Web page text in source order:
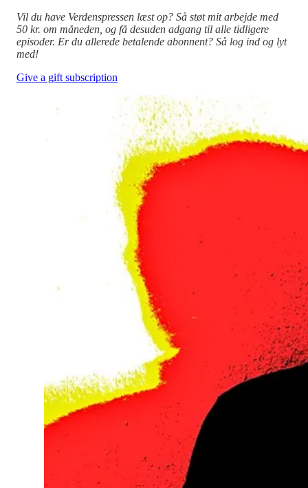
Vil du have Verdenspressen læst op? Så støt mit arbejde med
50 kr. om måneden, og få desuden adgang til alle tidligere
episoder. Er du allerede betalende abonnent? Så log ind og lyt
med!
Give a gift subscription